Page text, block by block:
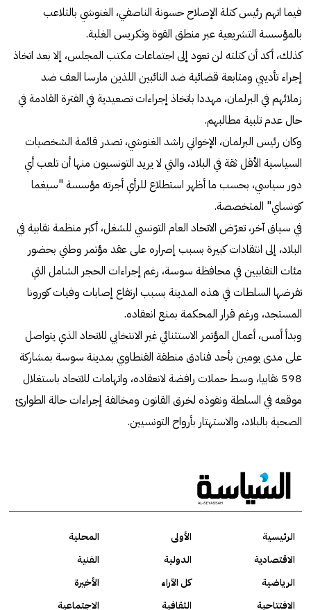
فيما اتهم رئيس كتلة الإصلاح حسونة الناصفي، الغنوشي بالتلاعب
بالمؤسسة التشريعية عبر منطق القوة وتكريس الغلبة.
كذلك، أكد أن كتلته لن تعود إلى اجتماعات مكتب المجلس، إلا بعد اتخاذ
إجراء تأديبي ومتابعة قضائية ضد النائبين اللذين مارسا العف ضد
زملائهم في البرلمان، مهددا باتخاذ إجراءات تصعيدية في الفترة القادمة في
حال عدم تلبية مطالبهم.
وكان رئيس البرلمان، الإخواني راشد الغنوشي، تصدر قائمة الشخصيات
السياسية الأقل ثقة في البلاد، والتي لا يريد التونسيون منها أن تلعب أي
دور سياسي، بحسب ما أظهر استطلاع للرأي أجرته مؤسسة "سيغما
كونساي" المتخصصة.
في سياق آخر، تعرّض الاتحاد العام التونسي للشغل، أكبر منظمة نقابية في
البلاد، إلى انتقادات كبيرة بسبب إصراره على عقد مؤتمر وطني بحضور
مئات النقابيين في محافظة سوسة، رغم إجراءات الحجر الشامل التي
تفرضها السلطات في هذه المدينة بسبب ارتفاع إصابات وفيات كورونا
المستجد، ورغم قرار المحكمة بمنع انعقاده.
وبدأ أمس، أعمال المؤتمر الاستثنائي غير الانتخابي للاتحاد الذي يتواصل
على مدى يومين بأحد فنادق منطقة القنطاوي بمدينة سوسة بمشاركة
598 نقابيا، وسط حملات رافضة لانعقاده، واتهامات للاتحاد باستغلال
موقعه في السلطة ونفوذه لخرق القانون ومخالفة إجراءات حالة الطوارئ
الصحية بالبلاد، والاستهتار بأرواح التونسيين.
الرئيسية الأولى
المحلية
الاقتصادية
الدولية
الفنية
الرياضية
كل الآراء
الأخيرة
الافتتاحية
الثقافية الاجتماعية